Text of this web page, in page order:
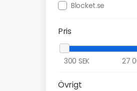
Blocket.se
Pris
300 SEK 27
Övrigt